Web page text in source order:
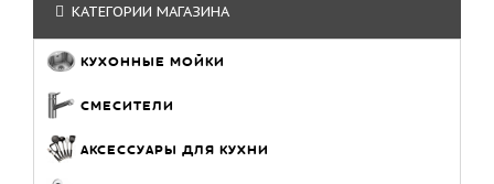
КАТЕГОРИИ МАГАЗИНА
КУХОННЫЕ МОЙКИ
СМЕСИТЕЛИ
АКСЕССУАРЫ ДЛЯ КУХНИ